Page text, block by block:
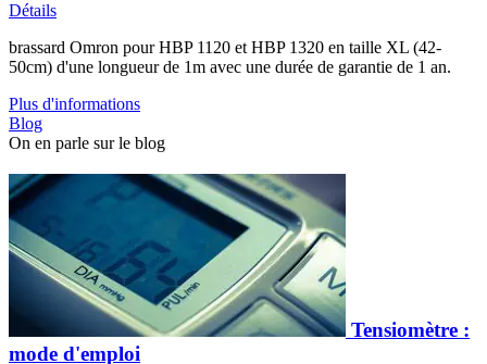
Détails
brassard Omron pour HBP 1120 et HBP 1320 en taille XL (42-
50cm) d'une longueur de 1m avec une durée de garantie de 1 an.
Plus d'informations
Blog
On en parle sur le blog
Tensiomètre :
mode d'emploi